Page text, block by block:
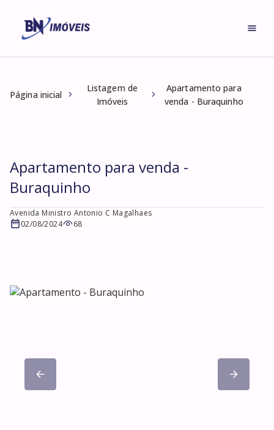
Página inicial
Listagem de
Imóveis
Apartamento para
venda - Buraquinho
Apartamento para venda -
Buraquinho
Avenida Ministro Antonio C Magalhaes
02/08/2024
68